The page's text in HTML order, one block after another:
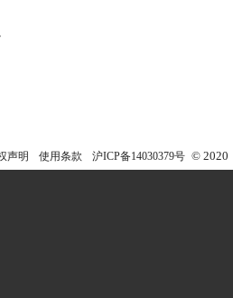
声明 使用条款 沪ICP备14030379号 ©2020